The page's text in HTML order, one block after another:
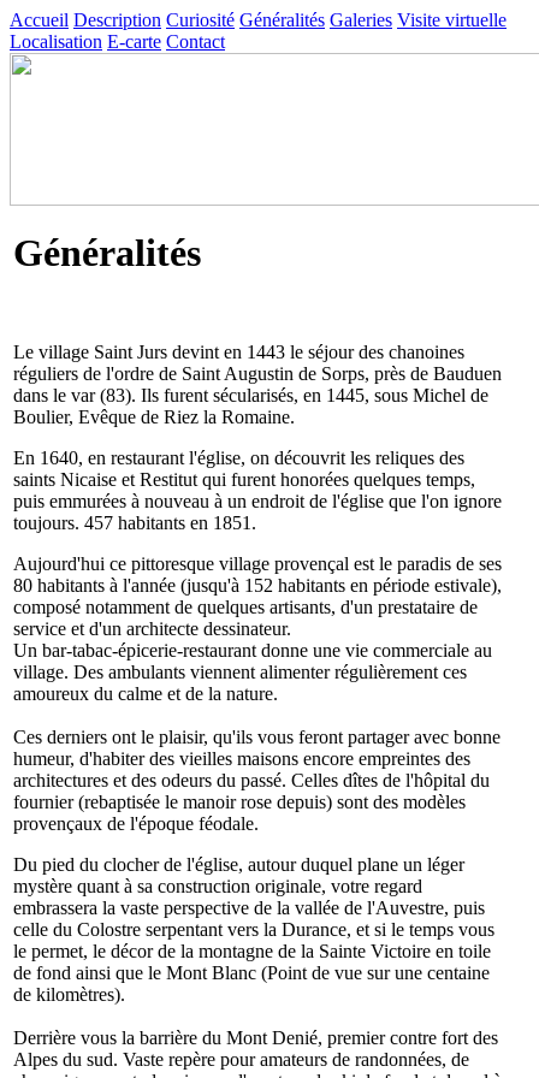
Accueil Description Curiosité Généralités Galeries Visite virtuelle
Localisation E-carte Contact
Généralités
Le village Saint Jurs devint en 1443 le séjour des chanoines
réguliers de l'ordre de Saint Augustin de Sorps, près de Bauduen
dans le var (83). Ils furent sécularisés, en 1445, sous Michel de
Boulier, Evêque de Riez la Romaine.
En 1640, en restaurant l'église, on découvrit les reliques des
saints Nicaise et Restitut qui furent honorées quelques temps,
puis emmurées à nouveau à un endroit de l'église que l'on ignore
toujours. 457 habitants en 1851.
Aujourd'hui ce pittoresque village provençal est le paradis de ses
80 habitants à l'année (jusqu'à 152 habitants en période estivale),
composé notamment de quelques artisants, d'un prestataire de
service et d'un architecte dessinateur.
Un bar-tabac-épicerie-restaurant donne une vie commerciale au
village. Des ambulants viennent alimenter régulièrement ces
amoureux du calme et de la nature.
Ces derniers ont le plaisir, qu'ils vous feront partager avec bonne
humeur, d'habiter des vieilles maisons encore empreintes des
architectures et des odeurs du passé. Celles dîtes de l'hôpital du
fournier (rebaptisée le manoir rose depuis) sont des modèles
provençaux de l'époque féodale.
Du pied du clocher de l'église, autour duquel plane un léger
mystère quant à sa construction originale, votre regard
embrassera la vaste perspective de la vallée de l'Auvestre, puis
celle du Colostre serpentant vers la Durance, et si le temps vous
le permet, le décor de la montagne de la Sainte Victoire en toile
de fond ainsi que le Mont Blanc (Point de vue sur une centaine
de kilomètres).
Derrière vous la barrière du Mont Denié, premier contre fort des
Alpes du sud. Vaste repère pour amateurs de randonnées, de